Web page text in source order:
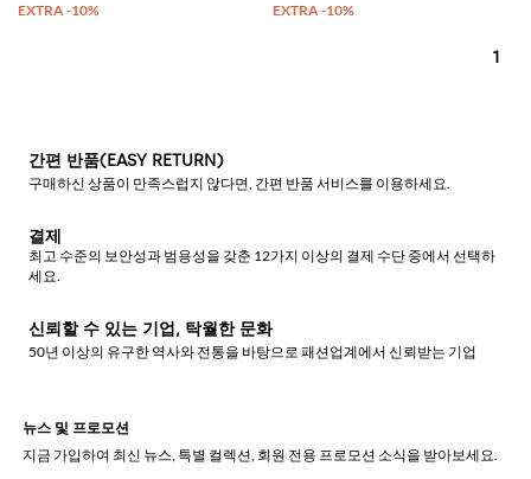
1
간편 반품(EASY RETURN)
구매하신 상품이 만족스럽지 않다면, 간편 반품 서비스를 이용하세요.
결제
최고 수준의 보안성과 범용성을 갖춘 12가지 이상의 결제 수단 중에서 선택하
세요.
신뢰할 수 있는 기업, 탁월한 문화
50년 이상의 유구한 역사와 전통을 바탕으로 패션업계에서 신뢰받는 기업
뉴스 및 프로모션
지금 가입하여 최신 뉴스, 특별 컬렉션, 회원 전용 프로모션 소식을 받아보세요.